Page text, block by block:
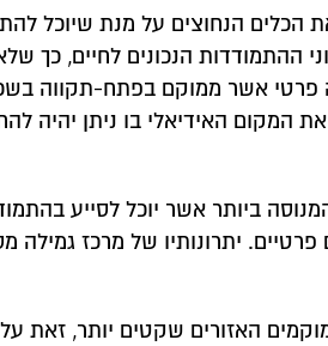
את הכלים הנחוצים על מנת שיוכל
ההתמודדות הנכונים לחיים, כך
פרטי אשר ממוקם בפתח-תקווה
המקום האידיאלי בו ניתן יהיה
ביותר אשר יוכל לסייע
יתרונותיו של מרכז גמילה
האזורים שקטים יותר, זאת